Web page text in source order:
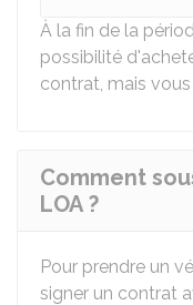
À la fin de la
possibilité
contrat, mais
Comment
LOA ?
Pour prendre un
signer un contrat